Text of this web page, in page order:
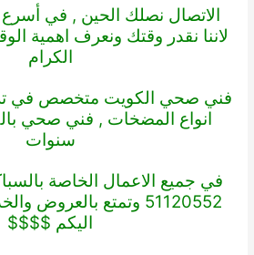
الاتصال نصلك الحين , في
لاننا نقدر وقتك ونعرف اهمية
الكرام
فني صحي الكويت متخصص في
انواع المضخات , فني صحي
سنوات
في جميع الاعمال الخاصة
51120552 وتمتع
اليكم $$$$